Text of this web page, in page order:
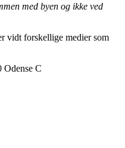
med byen og ikke ved
vidt forskellige medier som
Odense C